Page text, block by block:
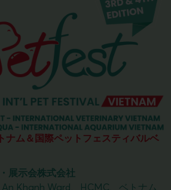
ナム＆国際ペットフェスティバルベ
展示会株式会社
Khanh Ward、HCMC、ベトナム